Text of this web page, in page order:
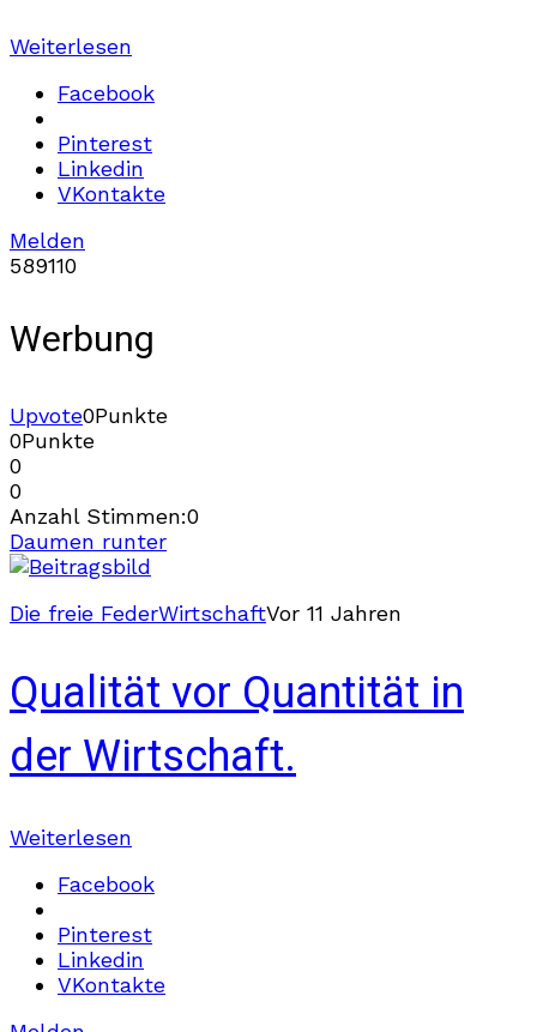
Weiterlesen
Facebook
Pinterest
Linkedin
VKontakte
Melden
589110
Werbung
Upvote0Punkte
0Punkte
0
0
Anzahl Stimmen:0
Daumen runter
Die freie FederWirtschaftVor 11 Jahren
Qualität vor Quantität in
der Wirtschaft.
Weiterlesen
Facebook
Pinterest
Linkedin
VKontakte